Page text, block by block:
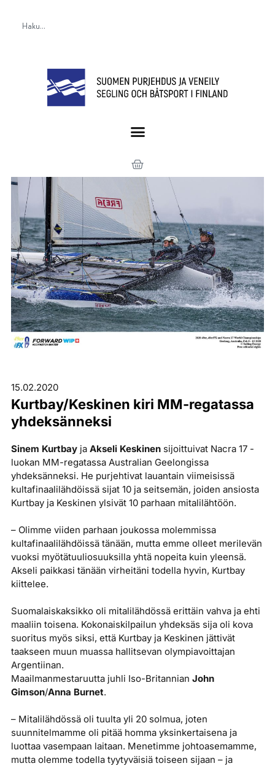
15.02.2020
Kurtbay/Keskinen kiri MM-regatassa
yhdeksänneksi
Sinem Kurtbay ja Akseli Keskinen sijoittuivat Nacra 17 -
luokan MM-regatassa Australian Geelongissa
yhdeksänneksi. He purjehtivat lauantain viimeisissä
kultafinaalilähdöissä sijat 10 ja seitsemän, joiden ansiosta
Kurtbay ja Keskinen ylsivät 10 parhaan mitalilähtöön.
– Olimme viiden parhaan joukossa molemmissa
kultafinaalilähdöissä tänään, mutta emme olleet merilevän
vuoksi myötätuuliosuuksilla yhtä nopeita kuin yleensä.
Akseli paikkasi tänään virheitäni todella hyvin, Kurtbay
kiittelee.
Suomalaiskaksikko oli mitalilähdössä erittäin vahva ja ehti
maaliin toisena. Kokonaiskilpailun yhdeksäs sija oli kova
suoritus myös siksi, että Kurtbay ja Keskinen jättivät
taakseen muun muassa hallitsevan olympiavoittajan
Argentiinan.
Maailmanmestaruutta juhli Iso-Britannian John
Gimson/Anna Burnet.
– Mitalilähdössä oli tuulta yli 20 solmua, joten
suunnitelmamme oli pitää homma yksinkertaisena ja
luottaa vasempaan laitaan. Menetimme johtoasemamme,
mutta olemme todella tyytyväisiä toiseen sijaan – ja